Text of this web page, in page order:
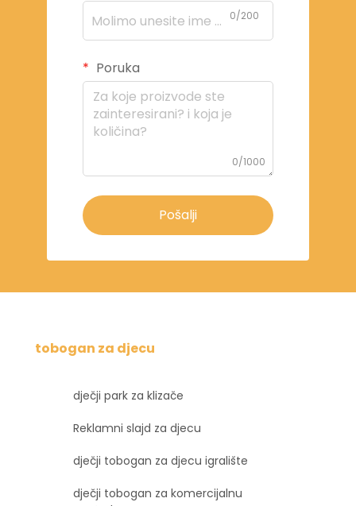
0/200
Poruka
0/1000
Pošalji
tobogan za djecu
dječji park za klizače
Reklamni slajd za djecu
dječji tobogan za djecu igralište
dječji tobogan za komercijalnu